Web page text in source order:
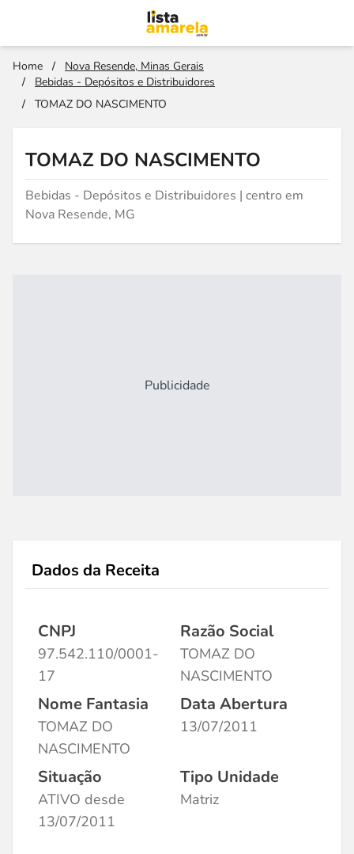
Home /
Nova Resende, Minas Gerais
/
Bebidas - Depósitos e Distribuidores
/
TOMAZ DO NASCIMENTO
TOMAZ DO NASCIMENTO
Bebidas - Depósitos e Distribuidores | centro em
Nova Resende, MG
Publicidade
Dados da Receita
CNPJ
97.542.110/0001-
17
Razão Social
TOMAZ DO
NASCIMENTO
Nome Fantasia
TOMAZ DO
NASCIMENTO
Data Abertura
13/07/2011
Situação
ATIVO desde
13/07/2011
Tipo Unidade
Matriz